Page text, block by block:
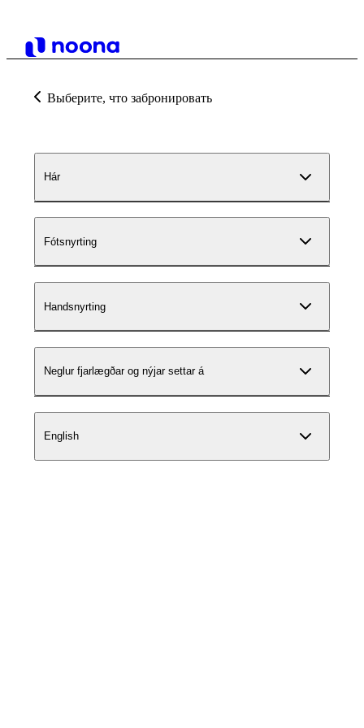
Выберите, что забронировать
Hár
Fótsnyrting
Handsnyrting
Neglur fjarlægðar og nýjar settar á
English